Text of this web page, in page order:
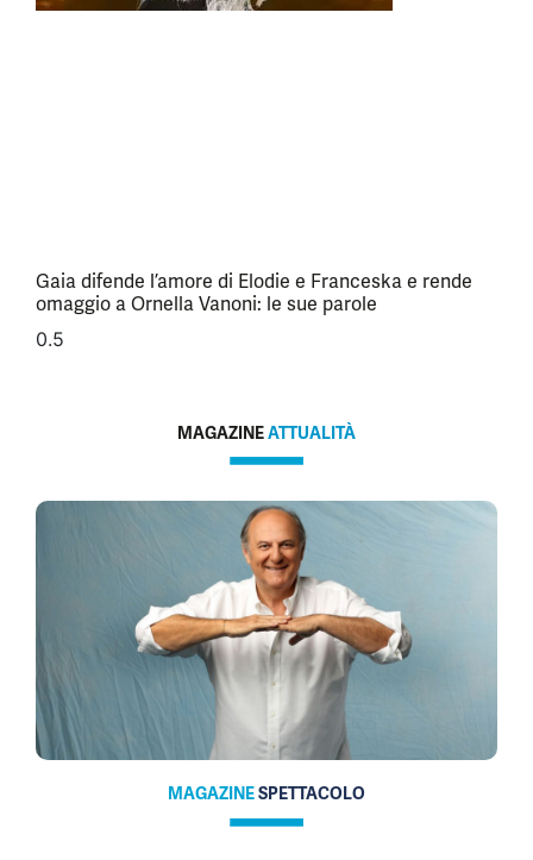
Gaia difende l’amore di Elodie e Franceska e rende
omaggio a Ornella Vanoni: le sue parole
MAGAZINEATTUALITÀ
MAGAZINESPETTACOLO